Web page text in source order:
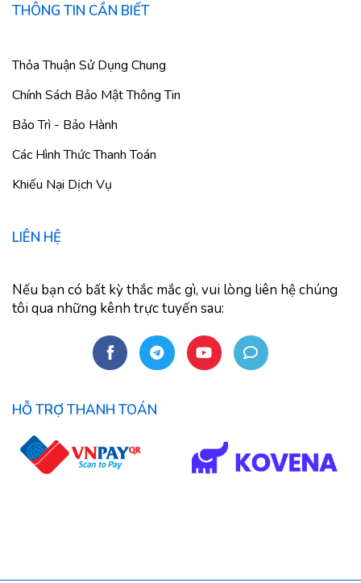
THÔNG TIN CẦN BIẾT
Thỏa Thuận Sử Dụng Chung
Chính Sách Bảo Mật Thông Tin
Bảo Trì - Bảo Hành
Các Hình Thức Thanh Toán
Khiếu Nại Dịch Vụ
LIÊN HỆ
Nếu bạn có bất kỳ thắc mắc gì, vui lòng liên hệ chúng
tôi qua những kênh trực tuyến sau:
HỖ TRỢ THANH TOÁN